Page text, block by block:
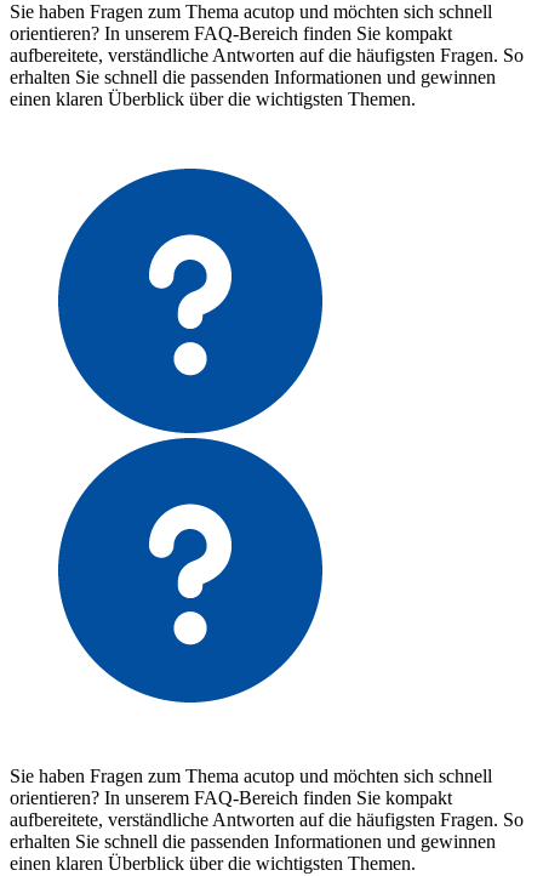
Sie haben Fragen zum Thema acutop und möchten sich schnell
orientieren? In unserem FAQ-Bereich finden Sie kompakt
aufbereitete, verständliche Antworten auf die häufigsten Fragen. So
erhalten Sie schnell die passenden Informationen und gewinnen
einen klaren Überblick über die wichtigsten Themen.
Sie haben Fragen zum Thema acutop und möchten sich schnell
orientieren? In unserem FAQ-Bereich finden Sie kompakt
aufbereitete, verständliche Antworten auf die häufigsten Fragen. So
erhalten Sie schnell die passenden Informationen und gewinnen
einen klaren Überblick über die wichtigsten Themen.